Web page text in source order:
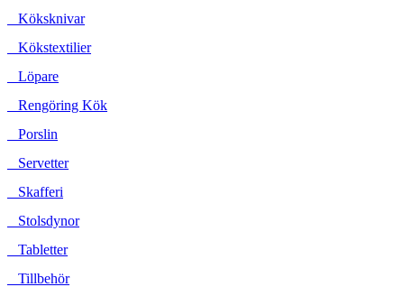
Köksknivar
Kökstextilier
Löpare
Rengöring Kök
Porslin
Servetter
Skafferi
Stolsdynor
Tabletter
Tillbehör